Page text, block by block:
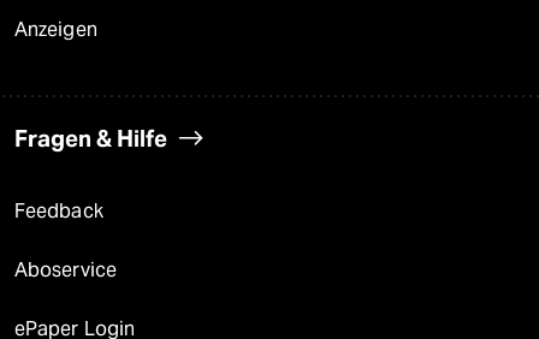
Anzeigen
Fragen & Hilfe
Feedback
Aboservice
ePaper Login